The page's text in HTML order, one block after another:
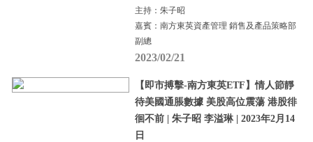
主持：朱子昭
嘉賓：南方東英資產管理 銷售及產品策略部
副總
2023/02/21
【即市搏擊-南方東英ETF】情人節靜
待美國通脹數據 美股高位震蕩 港股徘
徊不前 | 朱子昭 李溢琳 | 2023年2月14
日